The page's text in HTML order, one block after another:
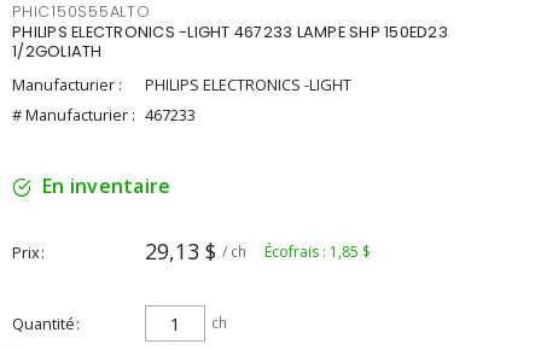
PHIC150S55ALTO
PHILIPS ELECTRONICS -LIGHT 467233 LAMPE SHP 150ED23
1/2GOLIATH
Manufacturier :
PHILIPS ELECTRONICS -LIGHT
# Manufacturier : 467233
En inventaire
Prix 29,13 $ / ch Écofrais : 1,85 $
Quantité ch